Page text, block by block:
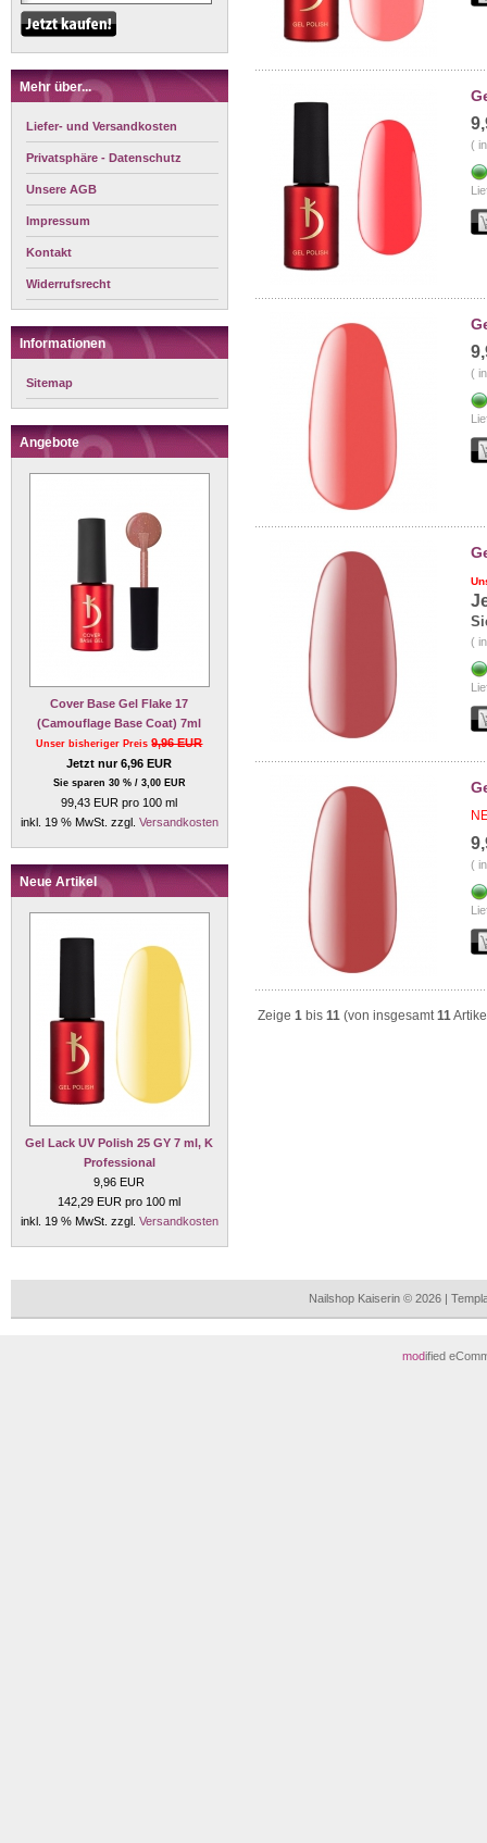
Mehr über...
Liefer- und Versandkosten
Privatsphäre - Datenschutz
Unsere AGB
Impressum
Kontakt
Widerrufsrecht
Informationen
Sitemap
Angebote
Cover Base Gel Flake 17
(Camouflage Base Coat) 7ml
Unser bisheriger Preis9,96 EUR
Jetzt nur 6,96 EUR
Sie sparen 30 % / 3,00 EUR
99,43 EUR pro 100 ml
inkl. 19 % MwSt. zzgl. Versandkosten
Neue Artikel
Gel Lack UV Polish 25 GY 7 ml, K
Professional
9,96 EUR
142,29 EUR pro 100 ml
inkl. 19 % MwSt. zzgl. Versandkosten
(
(
(
(
Zeige 1 bis 11 (von insgesamt11
Nailshop Kaiserin © 2026 |
modified